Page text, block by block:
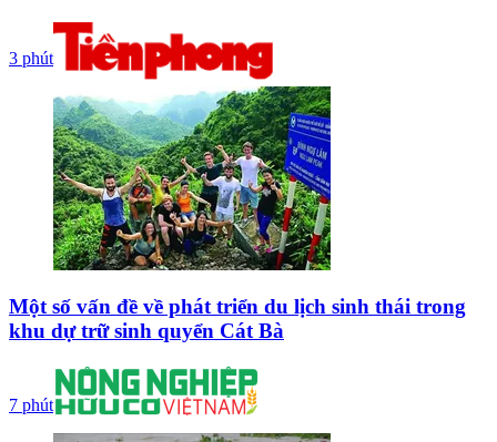
3 phút
Một số vấn đề về phát triển du lịch sinh thái trong
khu dự trữ sinh quyển Cát Bà
7 phút